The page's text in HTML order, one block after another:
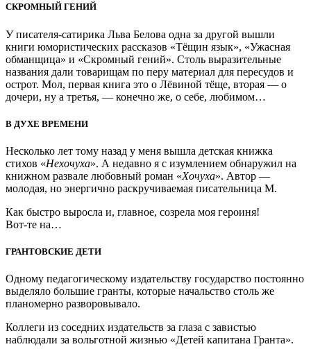
СКРОМНЫЙ ГЕНИЙ
У писателя-сатирика Льва Белова одна за другой вышли
книги юмористических рассказов «Тёщин язык», «Ужасная
обманщица» и «Скромный гений». Столь выразительные
названия дали товарищам по перу материал для пересудов и
острот. Мол, первая книга это о Лёвиной тёще, вторая — о
дочери, ну а третья, — конечно же, о себе, любимом…
В ДУХЕ ВРЕМЕНИ
Несколько лет тому назад у меня вышла детская книжка
стихов «Нехочуха». А недавно я с изумлением обнаружил на
книжном развале любовный роман «Хочуха». Автор —
молодая, но энергично раскручиваемая писательница М.
Как быстро выросла и, главное, созрела моя героиня!
Вот-те на…
ГРАНТОВСКИЕ ДЕТИ
Одному педагогическому издательству государство постоянно
выделяло большие гранты, которые начальство столь же
планомерно разворовывало.
Коллеги из соседних издательств за глаза с завистью
наблюдали за вольготной жизнью «Детей капитана Гранта».